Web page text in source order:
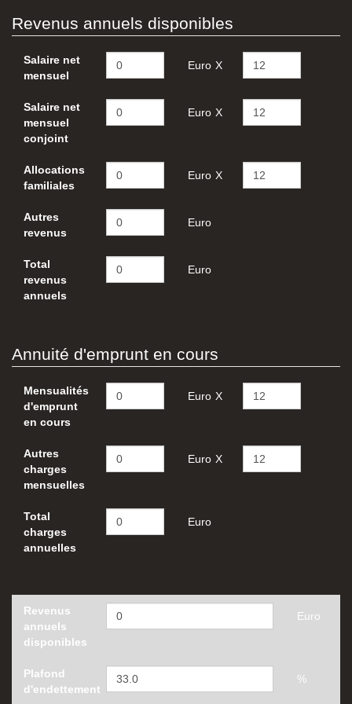
Revenus annuels disponibles
Salaire net
mensuel
Euro X
Salaire net
mensuel
conjoint
Euro X
Allocations
familiales
Euro X
Autres
revenus
Euro
Total
revenus
annuels
Euro
Annuité d'emprunt en cours
Mensualités
d'emprunt
en cours
Euro X
Autres
charges
mensuelles
Euro X
Total
charges
annuelles
Euro
Revenus
annuels
disponibles
Euro
Plafond
d'endettement
%